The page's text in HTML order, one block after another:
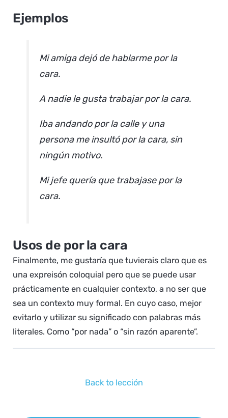
Ejemplos
Mi amiga dejó de hablarme por la
cara.
A nadie le gusta trabajar por la cara.
Iba andando por la calle y una
persona me insultó por la cara, sin
ningún motivo.
Mi jefe quería que trabajase por la
cara.
Usos de por la cara
Finalmente, me gustaría que tuvierais claro que es
una expreisón coloquial pero que se puede usar
prácticamente en cualquier contexto, a no ser que
sea un contexto muy formal. En cuyo caso, mejor
evitarlo y utilizar su significado con palabras más
literales. Como “por nada” o “sin razón aparente”.
Back to lección